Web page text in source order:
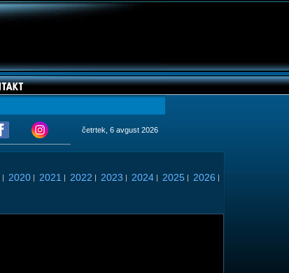
četrtek, 6 avgust 2026
| 2020| 2021 | 2022 | 2023 | 2024| 2025 | 2026 |